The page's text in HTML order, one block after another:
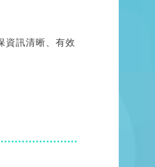
資訊清晰、有效